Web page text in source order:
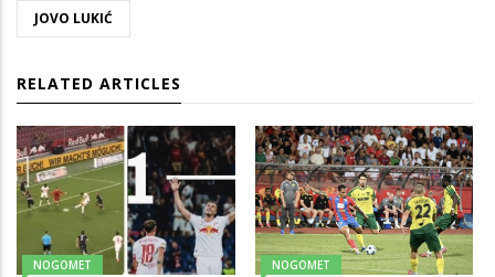
JOVO LUKIĆ
RELATED ARTICLES
NOGOMET NOGOMET